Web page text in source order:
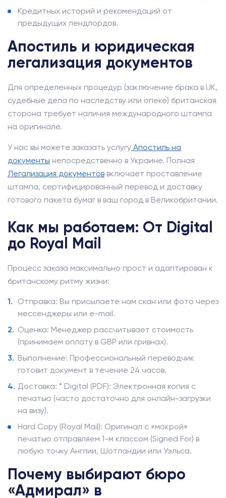
Кредитных историй и рекомендаций от
предыдущих лендлордов.
Апостиль и юридическая
легализация документов
Для определенных процедур (заключение брака в UK,
судебные дела по наследству или опеке) британская
сторона требует наличия международного штампа
на оригинале.
У нас вы можете заказать услугу Апостиль на
документы непосредственно в Украине. Полная
Легализация документов включает проставление
штампа, сертифицированный перевод и доставку
готового пакета бумаг в ваш город в Великобритании.
Как мы работаем: От Digital
до Royal Mail
Процесс заказа максимально прост и адаптирован к
британскому ритму жизни:
Отправка: Вы присылаете нам скан или фото через
мессенджеры или e-mail.
Оценка: Менеджер рассчитывает стоимость
(принимаем оплату в GBP или гривнах).
Выполнение: Профессиональный переводчик
готовит документ в течение 24 часов.
Доставка: * Digital (PDF): Электронная копия с
печатью (часто достаточно для онлайн-загрузки
на визу).
Hard Copy (Royal Mail): Оригинал с «мокрой»
печатью отправляем 1-м классом (Signed For) в
любую точку Англии, Шотландии или Уэльса.
Почему выбирают бюро
«Адмирал» в